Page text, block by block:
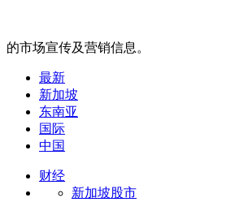
的市场宣传及营销信息。
最新
新加坡
东南亚
国际
中国
财经
新加坡股市